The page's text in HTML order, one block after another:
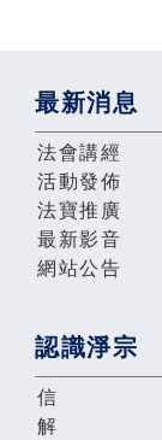
最新消息
法會講經
活動發佈
法寶推廣
最新影音
網站公告
認識淨宗
信
解